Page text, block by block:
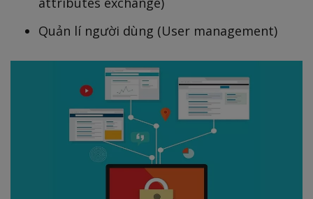
Quản lí người dùng (User management)